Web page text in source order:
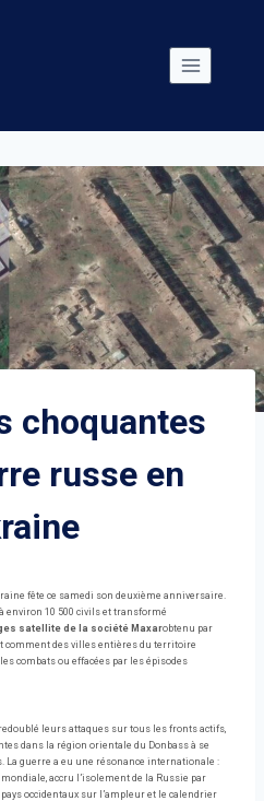
choquantes
russe en
fête ce samedi son deuxième anniversaire.
environ 10 500 civils et transformé
satellite de la société Maxarobtenu par
des villes entières du territoire
combats ou effacées par les épisodes
leurs attaques sur tous les fronts actifs,
dans la région orientale du Donbass à se
La guerre a eu une résonance internationale :
accru l’isolement de la Russie par
occidentaux sur l’ampleur et le calendrier